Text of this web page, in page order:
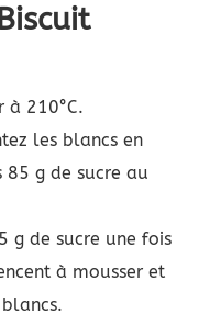
à 210°C.
les blancs en
85 g de sucre au
g de sucre une fois
à mousser et